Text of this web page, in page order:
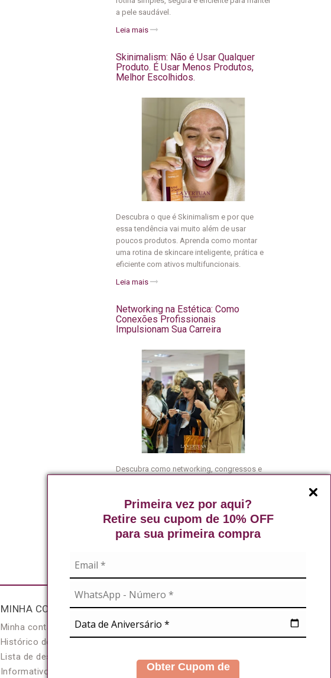
Primeira vez por aqui?
Retire seu cupom de 10% OFF
para sua primeira compra
Obter Cupom de
a pele saudável.
Leia mais
Skinimalism: Não é Usar Qualquer
Produto. É Usar Menos Produtos,
Melhor Escolhidos.
Descubra o que é Skinimalism e por que
essa tendência vai muito além de usar
poucos produtos. Aprenda como montar
uma rotina de skincare inteligente, prática e
eficiente com ativos multifuncionais.
Leia mais
Networking na Estética: Como
Conexões Profissionais
Impulsionam Sua Carreira
Descubra como networking, congressos e
mercado da estética.
Leia mais
MINHA CONTA
Minha conta
Histórico de pedidos
Lista de desejos
Informativo
NOSSAS REDES